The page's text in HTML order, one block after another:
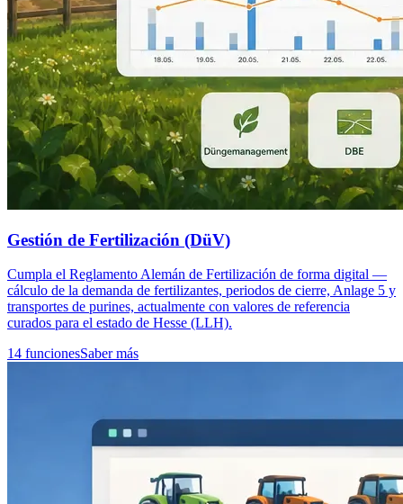
Gestión de Fertilización (DüV)
Cumpla el Reglamento Alemán de Fertilización de forma digital —
cálculo de la demanda de fertilizantes, periodos de cierre, Anlage 5 y
transportes de purines, actualmente con valores de referencia
curados para el estado de Hesse (LLH).
14 funcionesSaber más